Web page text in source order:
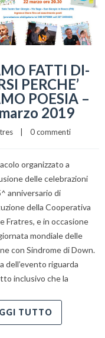
FATTI DI-
PERCHE’
POESIA –
2019
0 commenti
organizzato a
delle celebrazioni
anniversario di
della Cooperativa
Fratres, e in occasione
mondiale delle
con Sindrome di Down.
dell’evento riguarda
inclusivo che la
TUTTO